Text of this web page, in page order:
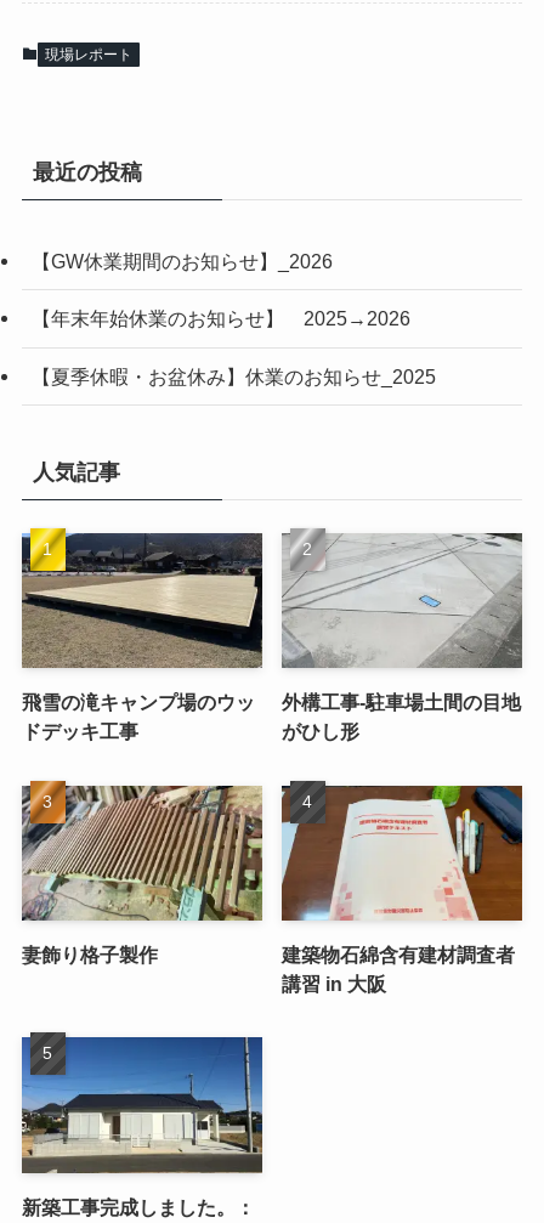
現場レポート
最近の投稿
【GW休業期間のお知らせ】_2026
【年末年始休業のお知らせ】 2025→2026
【夏季休暇・お盆休み】休業のお知らせ_2025
人気記事
飛雪の滝キャンプ場のウッ
ドデッキ工事
外構工事-駐車場土間の目地
がひし形
妻飾り格子製作
建築物石綿含有建材調査者
講習 in 大阪
新築工事完成しました。：